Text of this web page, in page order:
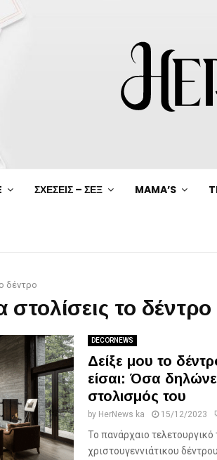
ΣΧΕΣΕΙΣ – ΣΕΞ MAMA’S
δέντρο
το δέντρο
DECORNEWS
Δείξε μου το
είσαι: Όσα
στολισμός του
by HerNews ka 15/12/2023
Το πανάρχαιο
χριστουγεννιάτικου